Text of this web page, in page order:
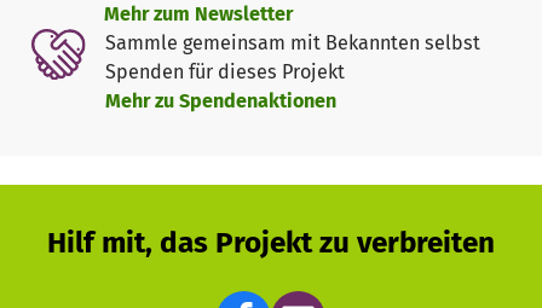
Mehr zum Newsletter
Sammle gemeinsam mit Bekannten selbst
Spenden für dieses Projekt
Mehr zu Spendenaktionen
Hilf mit, das Projekt zu verbreiten